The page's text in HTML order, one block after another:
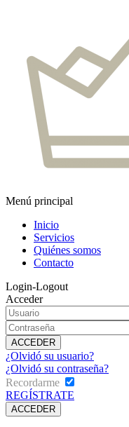
Menú principal
Inicio
Servicios
Quiénes somos
Contacto
Login-Logout
Acceder
¿Olvidó su usuario?
¿Olvidó su contraseña?
Recordarme
REGÍSTRATE